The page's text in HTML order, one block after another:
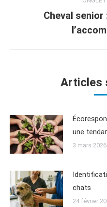
Cheval
Articles
une
3 mars 2026
chats
24 février